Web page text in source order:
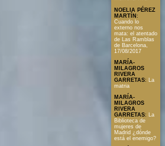
NOELIA PÉREZ
MARTÍN :
Cuando lo
externo nos
mata: el atentado
de Las Ramblas
de Barcelona,
17/08/2017
MARÍA-
MILAGROS
RIVERA
GARRETAS:
La
matria
MARÍA-
MILAGROS
RIVERA
GARRETAS: La
Biblioteca de
mujeres de
Madrid ¿dónde
está el enemigo?